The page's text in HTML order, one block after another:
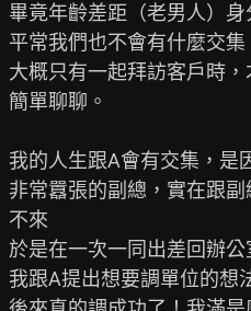
畢竟年齡差距（老男人）
平常我們也不會有什麼交集
大概只有一起拜訪客戶時，
簡單聊聊。
我的人生跟A會有交集，是
非常囂張的副總，實在跟副
不來
於是在一次一同出差回辦公
我跟A提出想要調單位的想